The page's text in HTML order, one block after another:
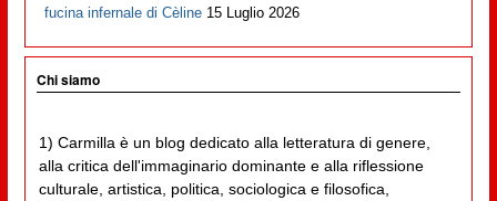
fucina infernale di Cèline 15 Luglio 2026
Chi siamo
1) Carmilla è un blog dedicato alla letteratura di genere,
alla critica dell'immaginario dominante e alla riflessione
culturale, artistica, politica, sociologica e filosofica,